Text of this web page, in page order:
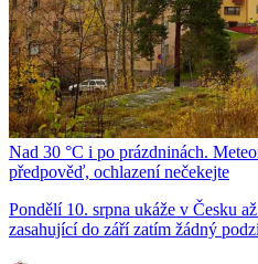
Nad 30 °C i po prázdninách.
předpověď, ochlazení nečekejte
Pondělí 10. srpna ukáže v Česku
zasahující do září zatím žádný